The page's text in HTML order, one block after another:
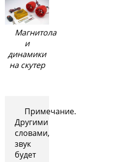
Магнитола
и
динамики
на скутер
Примечание.
Другими
словами,
звук
будет